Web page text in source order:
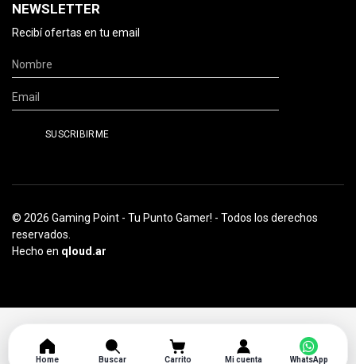
NEWSLETTER
Recibí ofertas en tu email
© 2026 Gaming Point - Tu Punto Gamer! - Todos los derechos
reservados.
Hecho en qloud.ar
Home Buscar Carrito Mi cuenta